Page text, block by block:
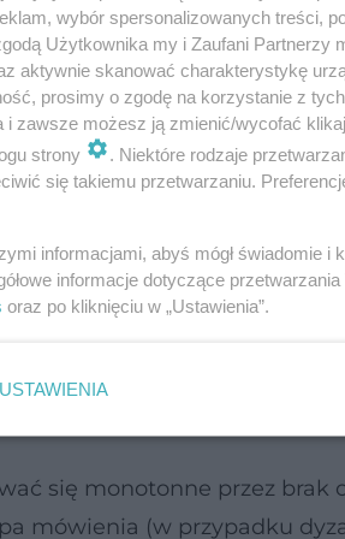
z rodziną i innymi
całkowicie
mowy, dyskomfort
poważnych zaburzeń
jest jako
tego, co tak
się monotonne przez brak
mówienia (w przypadku
wybór spersonalizowanych treści,
Użytkownika my i Zaufani Partnerzy
aktywnie skanować charakterystykę
prosimy o zgodę na korzystanie z
i zawsze możesz ją zmienić/wycofać
strony
. Niektóre rodzaje
się takiemu przetwarzaniu.
informacjami, abyś mógł świadomie
informacje dotyczące
oraz po kliknięciu w „Ustawienia”.
USTAWIENIA